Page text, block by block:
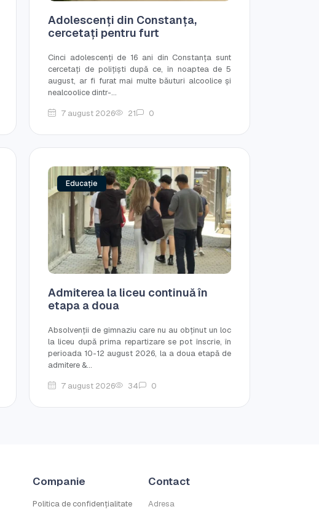
Adolescenți din Constanța,
cercetați pentru furt
Cinci adolescenți de 16 ani din Constanța sunt
cercetați de polițiști după ce, în noaptea de 5
august, ar fi furat mai multe băuturi alcoolice și
nealcoolice dintr-...
7 august 2026
21 0
Educație
Admiterea la liceu continuă în
etapa a doua
Absolvenții de gimnaziu care nu au obținut un loc
la liceu după prima repartizare se pot înscrie, în
perioada 10-12 august 2026, la a doua etapă de
admitere &...
7 august 2026
34 0
Companie
Politica de confidențialitate
Contact
Adresa